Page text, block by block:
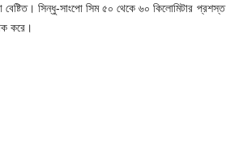
বেষ্টিত। সিন্ধু-সাংপো সিম ৫০ থেকে ৬০ কিলোমিটার প্রশস্ত
করে।